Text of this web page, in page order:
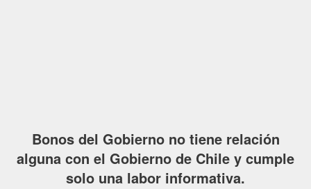
Bonos del Gobierno no tiene relación
alguna con el Gobierno de Chile y cumple
solo una labor informativa.